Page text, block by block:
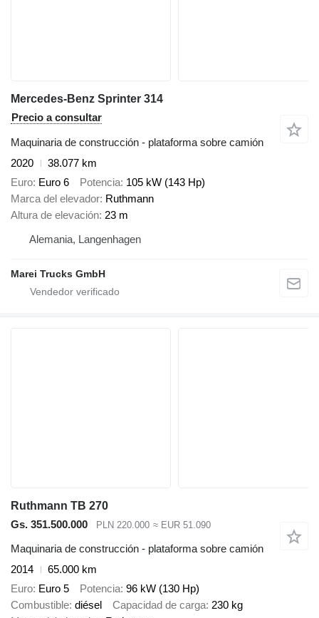
Mercedes-Benz Sprinter 314
Precio a consultar
Maquinaria de construcción - plataforma sobre camión
2020
38.077 km
Euro Euro 6 Potencia 105 kW (143 Hp)
Marca del elevador Ruthmann
Altura de elevación 23 m
Alemania, Langenhagen
Marei Trucks GmbH
Ruthmann TB 270
Gs. 351.500.000
PLN 220.000 ≈ EUR 51.090
Maquinaria de construcción - plataforma sobre camión
2014
65.000 km
Euro Euro 5 Potencia 96 kW (130 Hp)
Combustible diésel Capacidad de carga 230 kg